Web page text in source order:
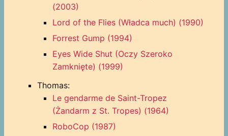
(2003)
Lord of the Flies (Władca much) (1990)
Forrest Gump (1994)
Eyes Wide Shut (Oczy Szeroko
Zamknięte) (1999)
Thomas:
Le gendarme de Saint-Tropez
(Żandarm z St. Tropes) (1964)
RoboCop (1987)